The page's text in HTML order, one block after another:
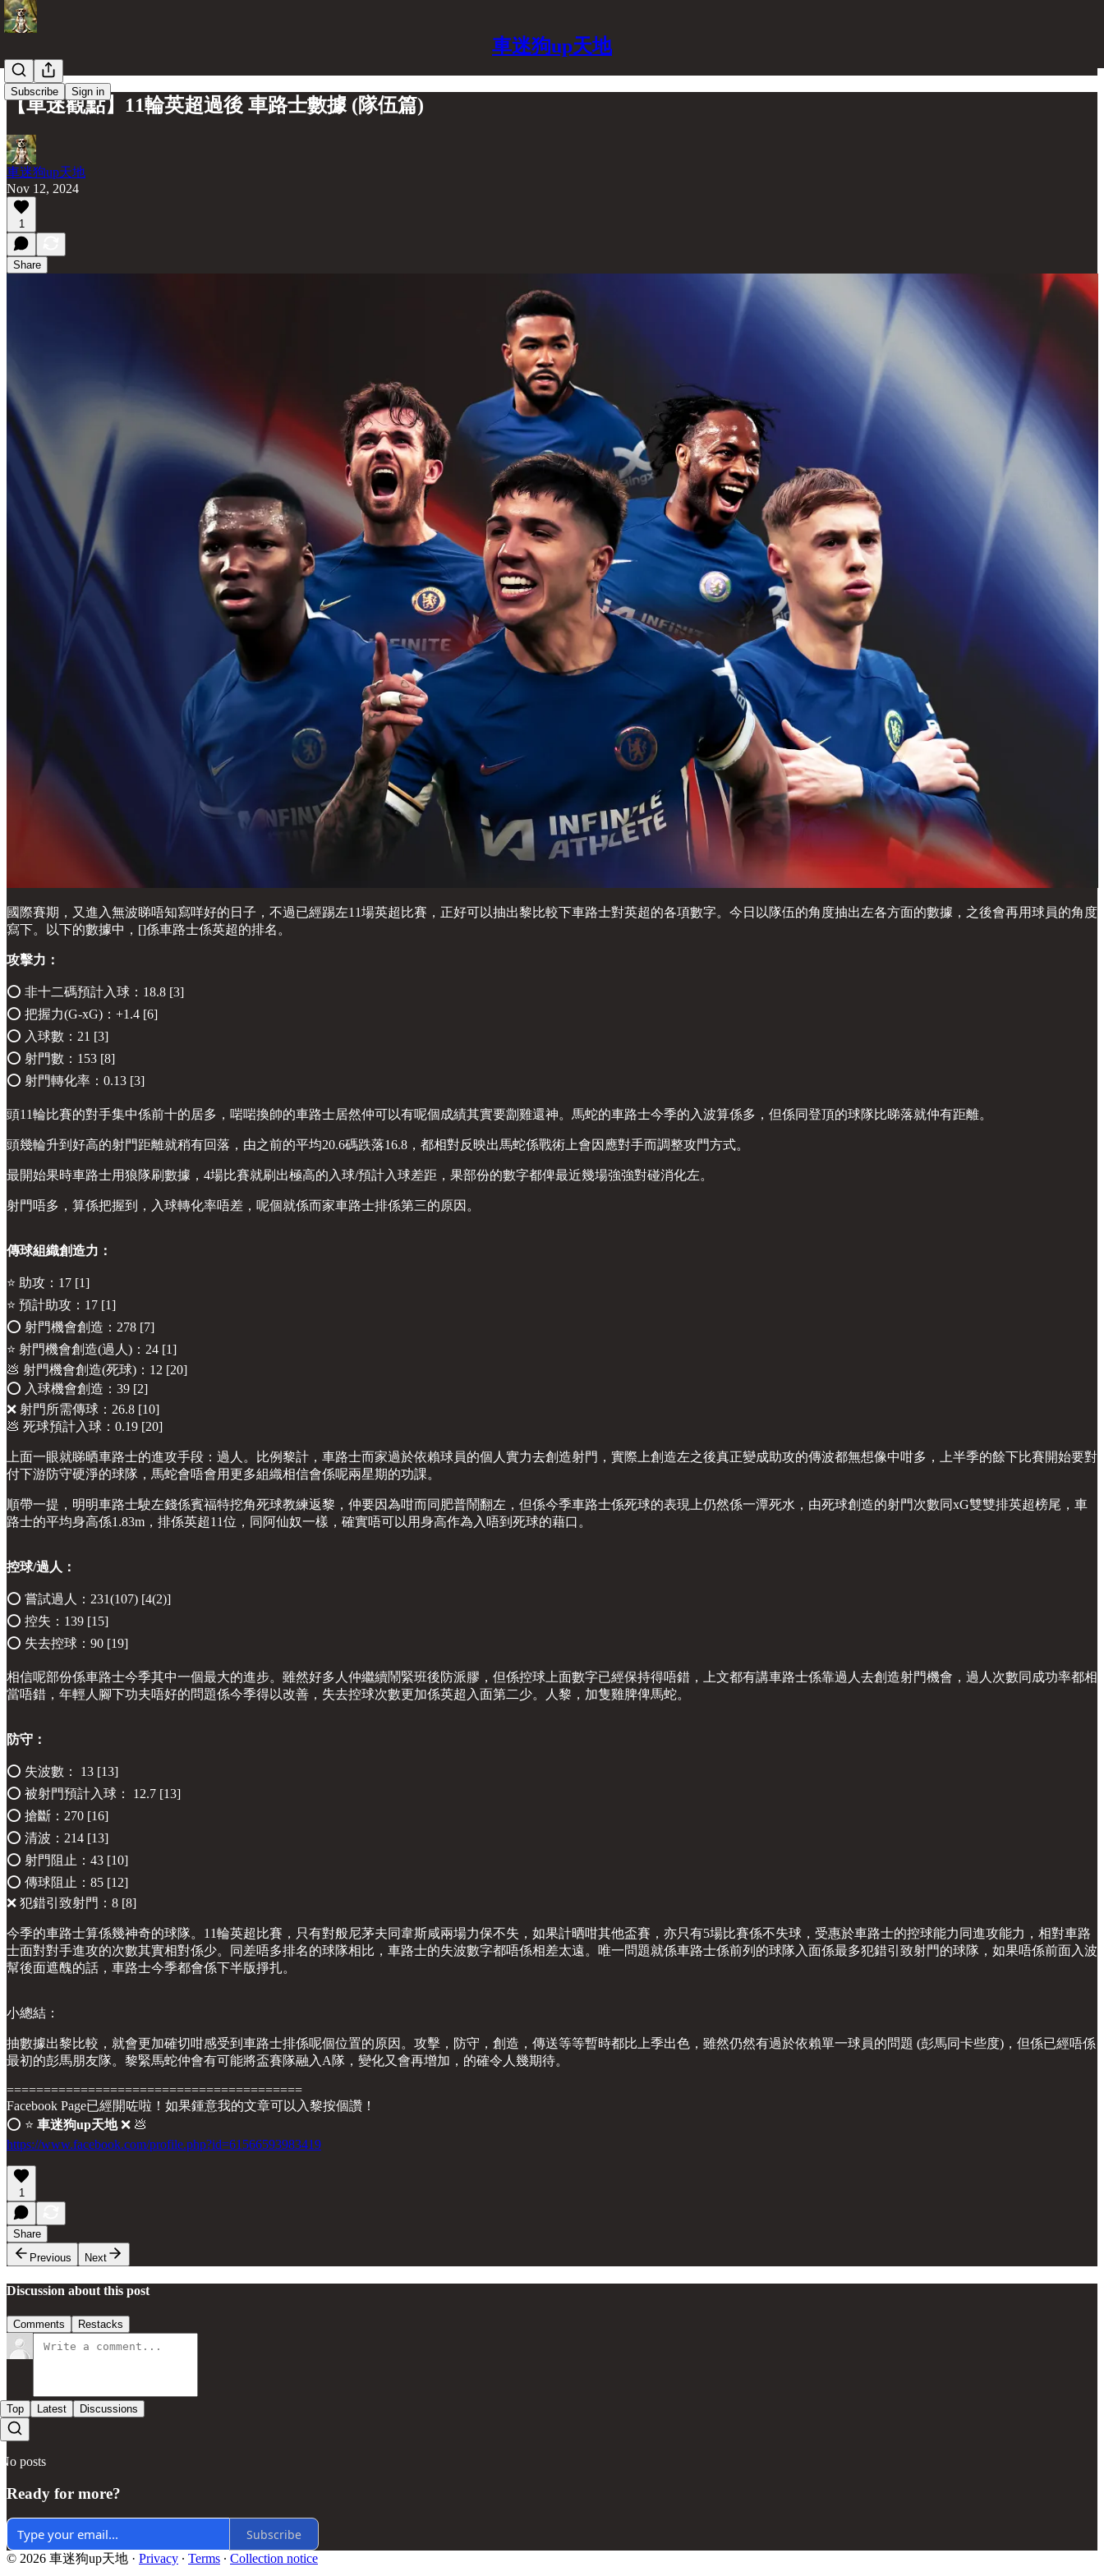
車迷狗up天地
Subscribe Sign in
【車迷觀點】11輪英超過後 車路士數據 (隊伍篇)
車迷狗up天地
Nov 12, 2024
1
Share
國際賽期，又進入無波睇唔知寫咩好的日子，不過已經踢左11場英超比賽，正好可以抽出黎比較下車路士對英超的各項數字。今日以隊伍的角度抽出左各方面的數據，之後會再用球員的角度
寫下。以下的數據中，[]係車路士係英超的排名。
攻擊力：
⭕️ 非十二碼預計入球：18.8 [3]
⭕️ 把握力(G-xG)：+1.4 [6]
⭕️ 入球數：21 [3]
⭕️ 射門數：153 [8]
⭕️ 射門轉化率：0.13 [3]
頭11輪比賽的對手集中係前十的居多，啱啱換帥的車路士居然仲可以有呢個成績其實要劏雞還神。馬蛇的車路士今季的入波算係多，但係同登頂的球隊比睇落就仲有距離。
頭幾輪升到好高的射門距離就稍有回落，由之前的平均20.6碼跌落16.8，都相對反映出馬蛇係戰術上會因應對手而調整攻門方式。
最開始果時車路士用狼隊刷數據，4場比賽就刷出極高的入球/預計入球差距，果部份的數字都俾最近幾場強強對碰消化左。
射門唔多，算係把握到，入球轉化率唔差，呢個就係而家車路士排係第三的原因。
傳球組織創造力：
⭐️ 助攻：17 [1]
⭐️ 預計助攻：17 [1]
⭕️ 射門機會創造：278 [7]
⭐️ 射門機會創造(過人)：24 [1]
💩 射門機會創造(死球)：12 [20]
⭕️ 入球機會創造：39 [2]
❌ 射門所需傳球：26.8 [10]
💩 死球預計入球：0.19 [20]
上面一眼就睇晒車路士的進攻手段：過人。比例黎計，車路士而家過於依賴球員的個人實力去創造射門，實際上創造左之後真正變成助攻的傳波都無想像中咁多，上半季的餘下比賽開始要對
付下游防守硬淨的球隊，馬蛇會唔會用更多組織相信會係呢兩星期的功課。
順帶一提，明明車路士駛左錢係賓福特挖角死球教練返黎，仲要因為咁而同肥普鬧翻左，但係今季車路士係死球的表現上仍然係一潭死水，由死球創造的射門次數同xG雙雙排英超榜尾，車
路士的平均身高係1.83m，排係英超11位，同阿仙奴一樣，確實唔可以用身高作為入唔到死球的藉口。
控球/過人：
⭕️ 嘗試過人：231(107) [4(2)]
⭕️ 控失：139 [15]
⭕️ 失去控球：90 [19]
相信呢部份係車路士今季其中一個最大的進步。雖然好多人仲繼續鬧緊班後防派膠，但係控球上面數字已經保持得唔錯，上文都有講車路士係靠過人去創造射門機會，過人次數同成功率都相
當唔錯，年輕人腳下功夫唔好的問題係今季得以改善，失去控球次數更加係英超入面第二少。人黎，加隻雞脾俾馬蛇。
防守：
⭕️ 失波數： 13 [13]
⭕️ 被射門預計入球： 12.7 [13]
⭕️ 搶斷：270 [16]
⭕️ 清波：214 [13]
⭕️ 射門阻止：43 [10]
⭕️ 傳球阻止：85 [12]
❌ 犯錯引致射門：8 [8]
今季的車路士算係幾神奇的球隊。11輪英超比賽，只有對般尼茅夫同韋斯咸兩場力保不失，如果計晒咁其他盃賽，亦只有5場比賽係不失球，受惠於車路士的控球能力同進攻能力，相對車路
士面對對手進攻的次數其實相對係少。同差唔多排名的球隊相比，車路士的失波數字都唔係相差太遠。唯一問題就係車路士係前列的球隊入面係最多犯錯引致射門的球隊，如果唔係前面入波
幫後面遮醜的話，車路士今季都會係下半版掙扎。
小總結：
抽數據出黎比較，就會更加確切咁感受到車路士排係呢個位置的原因。攻擊，防守，創造，傳送等等暫時都比上季出色，雖然仍然有過於依賴單一球員的問題 (彭馬同卡些度)，但係已經唔係
最初的彭馬朋友隊。黎緊馬蛇仲會有可能將盃賽隊融入A隊，變化又會再增加，的確令人幾期待。
========================================
Facebook Page已經開咗啦！如果鍾意我的文章可以入黎按個讚！
⭕️ ⭐️ 車迷狗up天地❌ 💩
https://www.facebook.com/profile.php?id=61566593983419
1
Share
Previous
Next
Discussion about this post
Comments Restacks
Top Latest Discussions
No posts
Ready for more?
Subscribe
© 2026 車迷狗up天地 · Privacy ∙ Terms ∙ Collection notice